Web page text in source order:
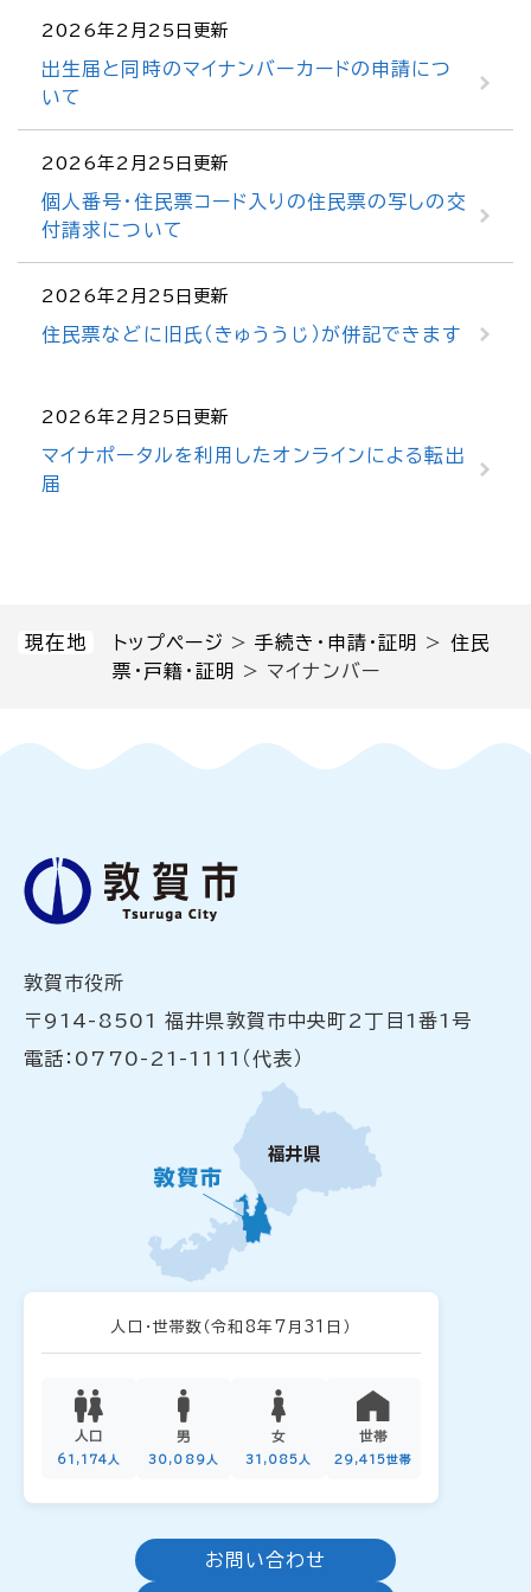
現在地 トップページ >手続き・申請・証明 > 住民
票・戸籍・証明
> マイナンバー
2026年2月25日更新
出生届と同時のマイナンバーカードの申請につ
いて
2026年2月25日更新
個人番号・住民票コード入りの住民票の写しの交
付請求について
2026年2月25日更新
住民票などに旧氏（きゅううじ）が併記できます
2026年2月25日更新
マイナポータルを利用したオンラインによる転出
届
敦賀市役所
〒914-8501 福井県敦賀市中央町2丁目1番1号
電話：0770-21-1111（代表）
人口・世帯数 （令和8年7月31日）
人口
61,174人
男
30,089人
女
31,085人
世帯
29,415世帯
お問い合わせ